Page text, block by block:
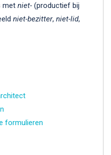
met niet- (productief bij
niet-bezitter, niet-lid,
formulieren